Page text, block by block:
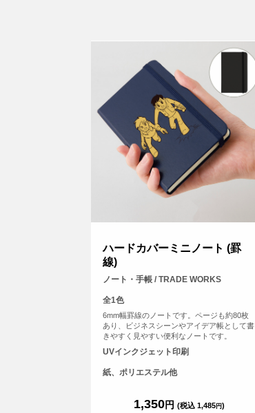
ハードカバーミニノート (罫
線)
ノート・手帳 / TRADE WORKS
全1色
6mm幅罫線のノートです。ページも約80枚
あり、ビジネスシーンやアイデア帳として書
きやすく見やすい便利なノートです。
UVインクジェット印刷
紙、ポリエステル他
1,350円 (税込 1,485円)